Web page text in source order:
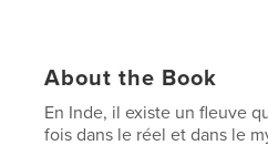
About the Book
En Inde, il existe un fleuve
fois dans le réel et dans le